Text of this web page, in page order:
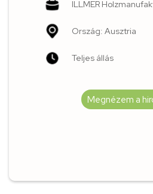
ILLMER
Ország: Ausztria
Teljes állás
Megnézem a